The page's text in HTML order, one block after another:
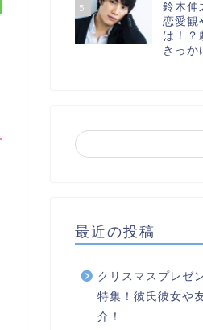
5
鈴木伸
恋愛観
は！？
きっか
最近の投稿
クリスマスプレゼ
特集！彼氏彼女や
介！